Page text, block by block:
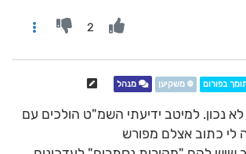
2
בפורום ❄️ משקיען מנהל
נכון. למיטב ידיעתי השמ"ט הולכים עם
לי כתוב אצלם מפורש